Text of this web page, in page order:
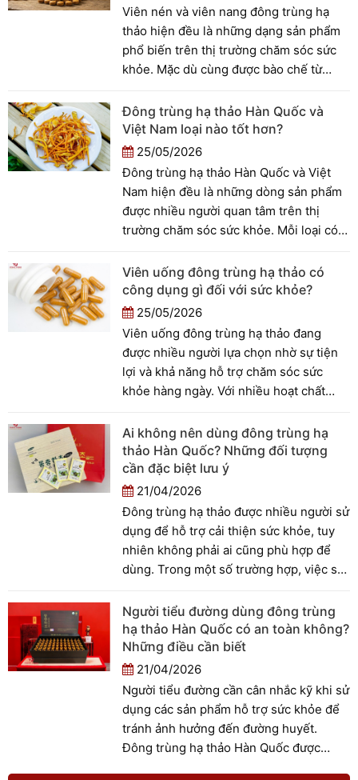
Viên nén và viên nang đông trùng hạ
thảo hiện đều là những dạng sản phẩm
phổ biến trên thị trường chăm sóc sức
khỏe. Mặc dù cùng được bào chế từ
vẫn có sự khác nhau về cấu tạo, cách sử
dụng, khả năng bảo quản và trải nghiệm
người dùng. Vậy viên nén và viên nang
đông trùng hạ thảo khác gì nhau? Bài
viết dưới đây sẽ giúp bạn hiểu rõ hơn để
lựa chọn sản phẩm phù hợp với nhu cầu
sử dụng của mình.
Đông trùng hạ thảo Hàn Quốc và
Việt Nam loại nào tốt hơn?
25/05/2026
Đông trùng hạ thảo Hàn Quốc và Việt
Nam hiện đều là những dòng sản phẩm
được nhiều người quan tâm trên thị
trường chăm sóc sức khỏe. Mỗi loại có
công nghệ nuôi cấy, giá thành và cách
sử dụng. Vậy đông trùng hạ thảo Hàn
Quốc và Việt Nam loại nào tốt hơn? Bài
viết dưới đây sẽ giúp bạn hiểu rõ hơn để
lựa chọn sản phẩm phù hợp với nhu cầu
của mình.
Viên uống đông trùng hạ thảo có
công dụng gì đối với sức khỏe?
25/05/2026
Viên uống đông trùng hạ thảo đang
được nhiều người lựa chọn nhờ sự tiện
lợi và khả năng hỗ trợ chăm sóc sức
khỏe hàng ngày. Với nhiều hoạt chất
dụng phổ biến để hỗ trợ tăng cường sức
đề kháng, giảm mệt mỏi và bồi bổ cơ
thể. Vậy viên uống đông trùng hạ thảo
có công dụng gì đối với sức khỏe? Hãy
cùng tìm hiểu trong bài viết dưới đây.
Ai không nên dùng đông trùng hạ
thảo Hàn Quốc? Những đối tượng
cần đặc biệt lưu ý
21/04/2026
Đông trùng hạ thảo được nhiều người sử
dụng để hỗ trợ cải thiện sức khỏe, tuy
nhiên không phải ai cũng phù hợp để
dùng. Trong một số trường hợp, việc sử
hưởng đến hiệu quả hoặc gây ra những
vấn đề không mong muốn. Vậy ai không
nên dùng đông trùng hạ thảo? Bài viết
này sẽ giúp bạn xác định những đối
tượng cần đặc biệt lưu ý trước khi sử
dụng.
Người tiểu đường dùng đông trùng
hạ thảo Hàn Quốc có an toàn không?
Những điều cần biết
21/04/2026
Người tiểu đường cần cân nhắc kỹ khi sử
dụng các sản phẩm hỗ trợ sức khỏe để
tránh ảnh hưởng đến đường huyết.
Đông trùng hạ thảo Hàn Quốc được